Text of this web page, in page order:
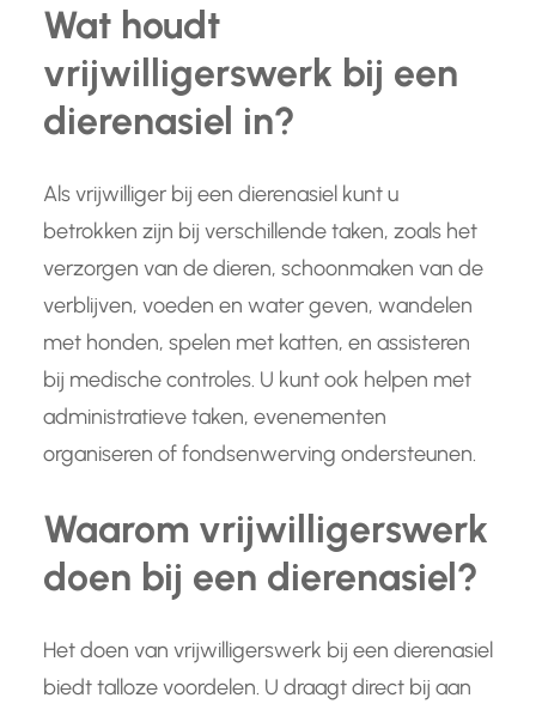
Wat houdt
vrijwilligerswerk bij een
dierenasiel in?
Als vrijwilliger bij een dierenasiel kunt u
betrokken zijn bij verschillende taken, zoals het
verzorgen van de dieren, schoonmaken van de
verblijven, voeden en water geven, wandelen
met honden, spelen met katten, en assisteren
bij medische controles. U kunt ook helpen met
administratieve taken, evenementen
organiseren of fondsenwerving ondersteunen.
Waarom vrijwilligerswerk
doen bij een dierenasiel?
Het doen van vrijwilligerswerk bij een dierenasiel
biedt talloze voordelen. U draagt direct bij aan